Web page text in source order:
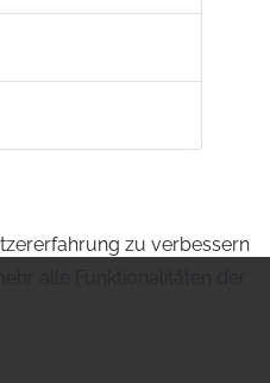
zu verbessern